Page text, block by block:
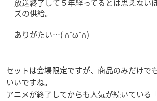
放送終了して５年経ってるとは思えない
ズの供給。
ありがたい…( ∩ˇωˇ∩)
セットは会場限定ですが、商品のみだけで
いいですね。
アニメが終了してからも人気が続いている